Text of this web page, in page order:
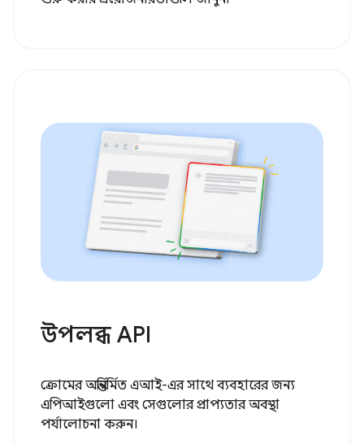
উপলব্ধ API
ক্রোমের অন্তর্নির্মিত এআই-এর সাথে ব্যবহারের জন্য
এপিআইগুলো এবং সেগুলোর প্রাপ্যতার অবস্থা
পর্যালোচনা করুন।